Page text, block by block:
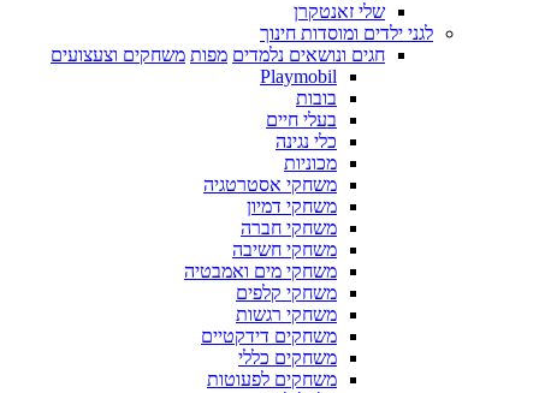
שלי זאנטקרן
לגני ילדים ומוסדות חינוך
חגים ונושאים נלמדים מפות משחקים וצעצועים
Playmobil
בובות
בעלי חיים
כלי נגינה
מכוניות
משחקי אסטרטגיה
משחקי דמיון
משחקי חברה
משחקי חשיבה
משחקי מים ואמבטיה
משחקי קלפים
משחקי רגשות
משחקים דידקטיים
משחקים כללי
משחקים לפעוטות